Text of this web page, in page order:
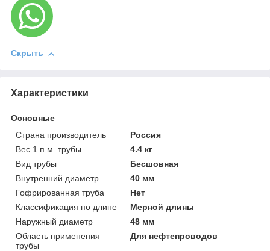
Скрыть
Характеристики
Основные
Страна производитель
Россия
Вес 1 п.м. трубы
4.4 кг
Вид трубы
Бесшовная
Внутренний диаметр
40 мм
Гофрированная труба
Нет
Классификация по длине
Мерной длины
Наружный диаметр
48 мм
Область применения
трубы
Для нефтепроводов